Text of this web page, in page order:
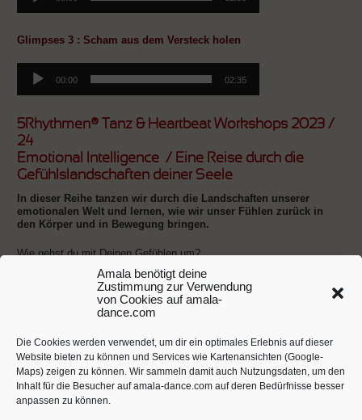
Amala benötigt deine
Zustimmung zur Verwendung
von Cookies auf amala-
dance.com
Die Cookies werden verwendet, um dir ein optimales Erlebnis auf dieser
Website bieten zu können und Services wie Kartenansichten (Google-
Maps) zeigen zu können. Wir sammeln damit auch Nutzungsdaten, um den
Inhalt für die Besucher auf amala-dance.com auf deren Bedürfnisse besser
anpassen zu können.
Glimpses 3 : Scham aus dem Versteck holen
Player
00:00 02:35
5Rhythmen® Tanz & Heartbeat Workshops 2023 /
24
Emotional Intelligence / Eine Reise durch die
Gefühlslandschaften deiner Seele
In dieser Reihe tanzen wir durch die Landschaften unserer
emotionalen Welt und lernen, wie wir unser Fühlen zurück in
den Körper und in Bewegung bringen.
Wie gehst du mit Deinen Gefühlen um?
Was will dein Herz?
Was will erlöst werden?
Was will gesehen und akzeptiert werden?
stuttgart.de
Emotionale Intelligenz _ Moving with Feelings
23.- 26.02.23 Emotional Intelligence – Being Embodied/Gateway to